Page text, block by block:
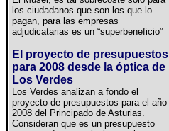
los ciudadanos que son los que lo
pagan, para las empresas
adjudicatarias es un “superbeneficio”
El proyecto de presupuestos
para 2008 desde la óptica de
Los Verdes
Los Verdes analizan a fondo el
proyecto de presupuestos para el año
2008 del Principado de Asturias.
Consideran que es un presupuesto